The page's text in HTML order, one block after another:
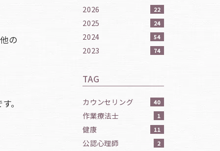
の
。
2026 22
2025 24
2024 54
2023 74
TAG
カウンセリング 40
作業療法士 1
健康 11
公認心理師 2